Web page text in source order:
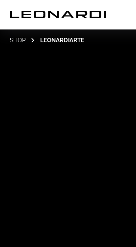
SHOP LEONARDIARTE